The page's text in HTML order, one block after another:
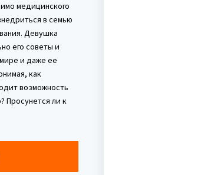
медицинского
в семью
Девушка
его советы и
и даже ее
как
возможность
Просунется ли к